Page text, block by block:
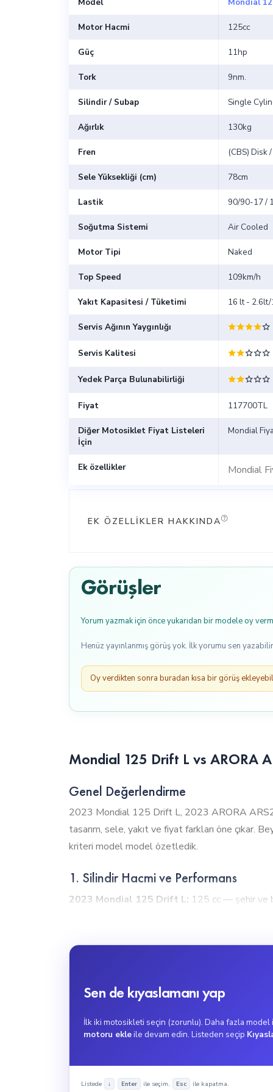
Motor Hacmi 125cc
Güç 11hp
Tork 9nm.
Silindir / Subap Single
Ağırlık 130kg
Fren (CBS) Disk
Sele Yüksekliği (cm) 78cm
Lastik 90/90-17 /
Soğutma Sistemi Air Cooled
Motor Tipi Naked
Top Speed 109km/h
Yakıt Kapasitesi / Tüketimi 16 lt -
Servis Ağının Yaygınlığı
Servis Kalitesi
Yedek Parça Bulunabilirliği
Fiyat 117700TL
Diğer Motosiklet Fiyat Listeleri
İçin
Mondial
Ek özellikler Mondial
EK ÖZELLIKLER HAKKINDA
Görüşler
Yorum yazmak için önce yukarıdan bir modele oy
Henüz yayınlanmış görüş yok. İlk yorumu sen
Oy verdikten sonra buradan kısa bir görüş
Mondial 125 Drift L vs ARORA
Genel Değerlendirme
2023 Mondial 125 Drift L, 2023 ARORA
tasarım, sele, yakıt ve fiyat farkları öne
kriteri model model özetledik.
1. Silindir Hacmi ve Performans
2023 Mondial 125 Drift L: 125 cc — şehir ve
2023 Mondial 125 Drift L:
çekişi ve yüklü kalkışlarda bu modeller öne
3. Maksimum Hız
Sen de kıyaslamanı yap
İlk iki motosikleti seçin (zorunlu). Daha fazla model
motoru ekleile devam edin. Listeden seçip
Listede ↓ Enter ile seçim, Esc ile kapatma.